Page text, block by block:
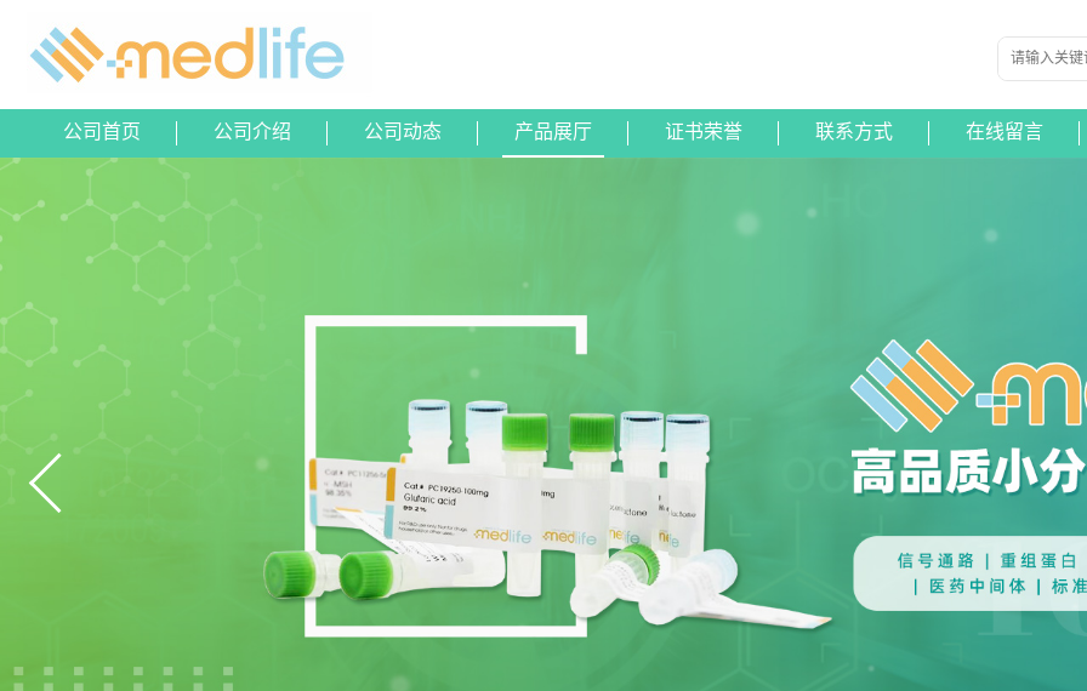
公司首页 公司介绍 公司动态 产品展厅 证书荣誉 联系方式 在线留言